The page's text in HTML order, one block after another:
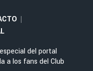
|
del portal
a los fans del Club